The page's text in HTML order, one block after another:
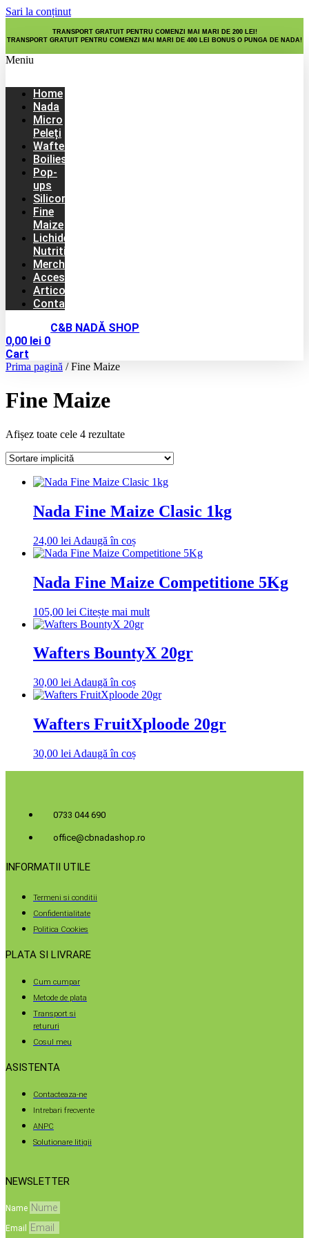
Sari la conținut
TRANSPORT GRATUIT PENTRU COMENZI MAI MARI DE 200 LEI!
TRANSPORT GRATUIT PENTRU COMENZI MAI MARI DE 400 LEI BONUS O PUNGA DE NADA!
Meniu
Home
Nada
Micro
Peleți
Wafters
Boilies
Pop-
ups
Silicon
Fine
Maize
Lichide
Nutritive
Merch
Accesorii
Articole
Contact
C&B NADĂ SHOP
0,00 lei 0
Cart
Prima pagină / Fine Maize
Fine Maize
Afișez toate cele 4 rezultate
Nada Fine Maize Clasic 1kg
24,00 lei Adaugă în coș
Nada Fine Maize Competitione 5Kg
105,00 lei Citește mai mult
Wafters BountyX 20gr
30,00 lei Adaugă în coș
Wafters FruitXploode 20gr
30,00 lei Adaugă în coș
0733 044 690
office@cbnadashop.ro
INFORMATII UTILE
Termeni si conditii
Confidentialitate
Politica Cookies
PLATA SI LIVRARE
Cum cumpar
Metode de plata
Transport si
retururi
Cosul meu
ASISTENTA
Contacteaza-ne
Intrebari frecvente
ANPC
Solutionare litigii
NEWSLETTER
Name
Email